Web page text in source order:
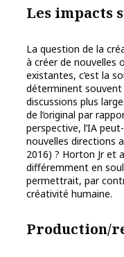
Les impacts
La question de la
à créer de nouvelles
existantes, c’est la
déterminent souvent
discussions plus
de l’original par
perspective, l’IA
nouvelles directions
2016) ? Horton Jr et
différemment en
permettrait, par
créativité humaine.
Production/